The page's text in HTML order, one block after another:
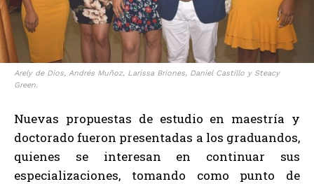
Arely de Dios, Andrés Muñoz, Larissa Briones, Daniel Castillo y Steacy
Green.
Nuevas propuestas de estudio en maestría y
doctorado fueron presentadas a los graduandos,
quienes se interesan en continuar sus
especializaciones, tomando como punto de